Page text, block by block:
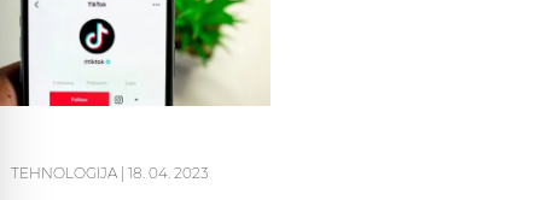
TEHNOLOGIJA 18. 04. 2023